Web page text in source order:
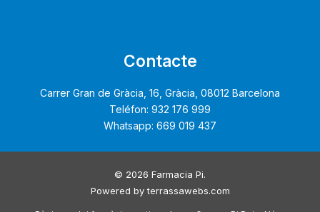
Contacte
Carrer Gran de Gràcia, 16, Gràcia, 08012 Barcelona
Teléfon: 932 176 999
Whatsapp: 669 019 437
© 2026 Farmacia Pi.
Powered byterrassawebs.com